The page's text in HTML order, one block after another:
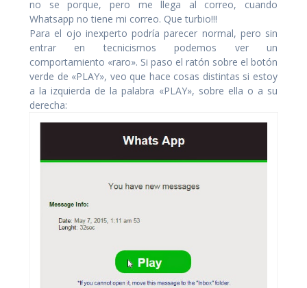
no se porque, pero me llega al correo, cuando
Whatsapp no tiene mi correo. Que turbio!!!
Para el ojo inexperto podría parecer normal, pero sin
entrar en tecnicismos podemos ver un
comportamiento «raro». Si paso el ratón sobre el botón
verde de «PLAY», veo que hace cosas distintas si estoy
a la izquierda de la palabra «PLAY», sobre ella o a su
derecha: